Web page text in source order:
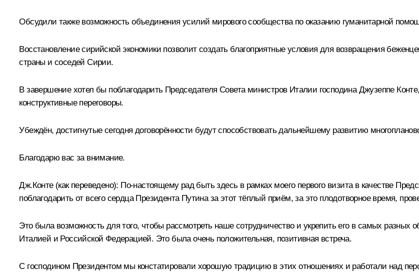
Обсудили также возможность объединения усилий мирового сообщества по оказанию гуманитарной
Восстановление сирийской экономики позволит создать благоприятные условия для возвращения
страны и соседей Сирии.
В завершение хотел бы поблагодарить Председателя Совета министров Италии господина Джузеппе
конструктивные переговоры.
Убеждён, достигнутые сегодня договорённости будут способствовать дальнейшему развитию
Благодарю вас за внимание.
Дж.Конте (как переведено): По-настоящему рад быть здесь в рамках моего первого визита в качестве
поблагодарить от всего сердца Президента Путина за этот тёплый приём, за это плодотворное время,
Это была возможность для того, чтобы рассмотреть наше сотрудничество и укрепить его в самых разных
Италией и Российской Федерацией. Это была очень положительная, позитивная встреча.
С господином Президентом мы констатировали хорошую традицию в этих отношениях и работали над